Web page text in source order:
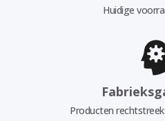
Huidige
Producten